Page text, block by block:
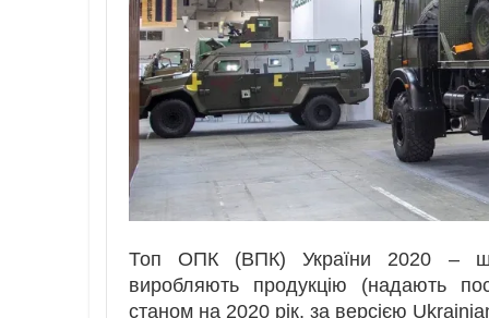
Топ ОПК (ВПК) України 2020 –
виробляють продукцію (надають
станом на 2020 рік, за версією